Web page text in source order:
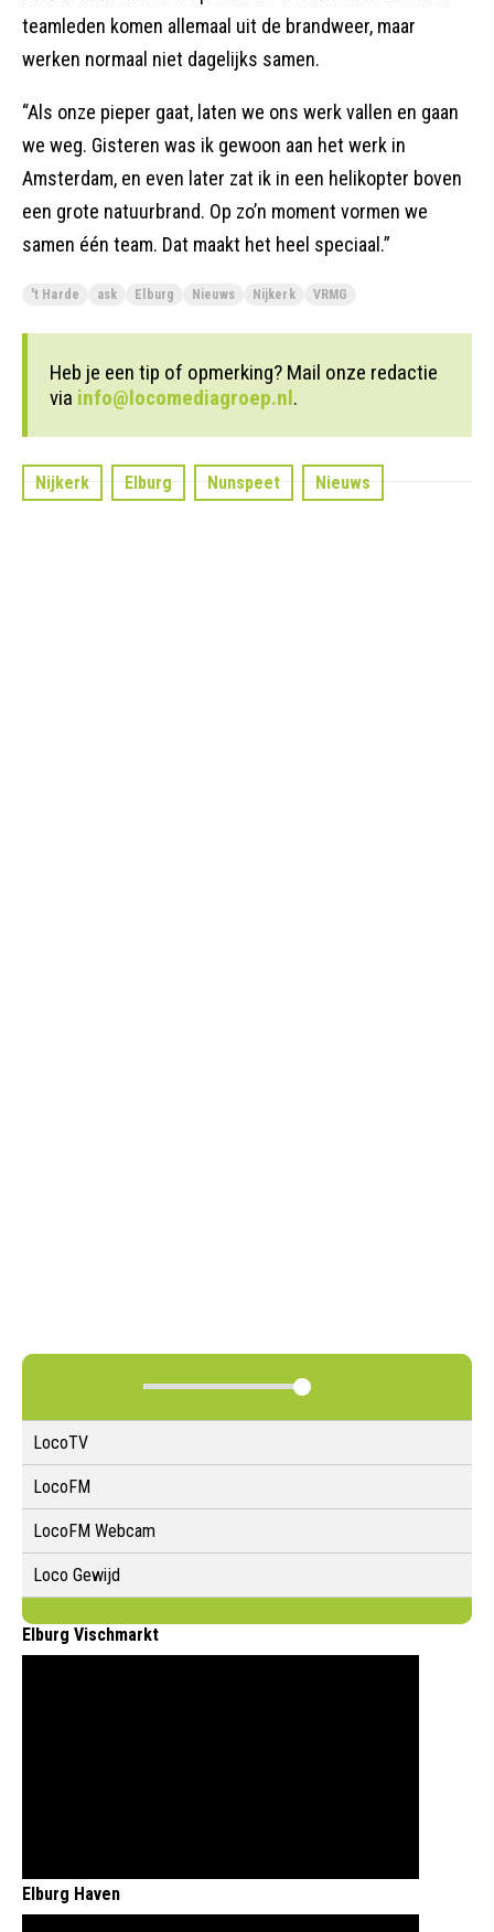
teamleden komen allemaal uit de brandweer, maar
werken normaal niet dagelijks samen.
“Als onze pieper gaat, laten we ons werk vallen en gaan
we weg. Gisteren was ik gewoon aan het werk in
Amsterdam, en even later zat ik in een helikopter boven
een grote natuurbrand. Op zo’n moment vormen we
samen één team. Dat maakt het heel speciaal.”
't Harde ask Elburg Nieuws Nijkerk VRMG
Heb je een tip of opmerking? Mail onze redactie
via info@locomediagroep.nl.
Nijkerk Elburg Nunspeet Nieuws
LocoTV
LocoFM
LocoFM Webcam
Loco Gewijd
Elburg Vischmarkt
Elburg Haven